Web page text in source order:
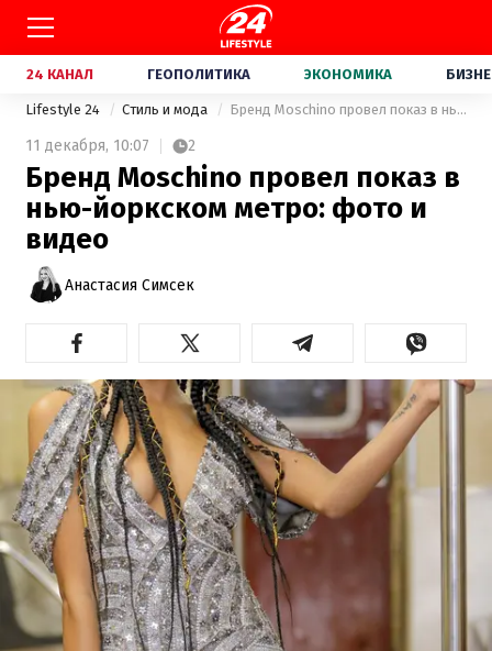
24 КАНАЛ ГЕОПОЛИТИКА ЭКОНОМИКА
Lifestyle 24 Стиль и мода Бренд Moschino провел показ в нью-йоркском метро: фото и видео
11 декабря, 10:07 2
Бренд Moschino провел показ в
нью-йоркском метро: фото и
видео
Анастасия Симсек